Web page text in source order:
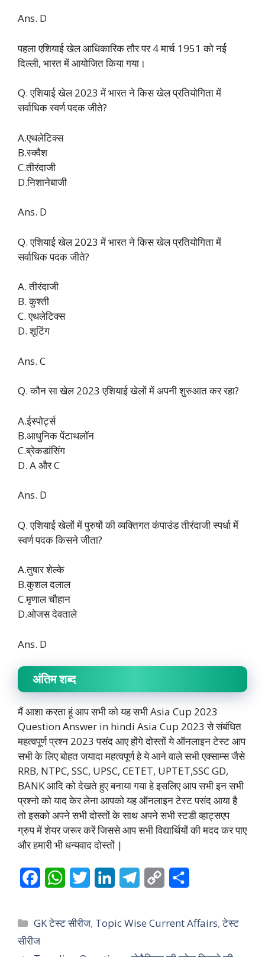
Ans. D
पहला एशियाई खेल आधिकारिक तौर पर 4 मार्च 1951 को नई
दिल्ली, भारत में आयोजित किया गया।
Q. एशियाई खेल 2023 में भारत ने किस खेल प्रतियोगिता में
सर्वाधिक स्वर्ण पदक जीते?
A.एथलेटिक्स
B.स्क्वैश
C.तीरंदाजी
D.निशानेबाजी
Ans. D
Q. एशियाई खेल 2023 में भारत ने किस खेल प्रतियोगिता में
सर्वाधिक पदक जीते?
A. तीरंदाजी
B. कुश्ती
C. एथलेटिक्स
D. शूटिंग
Ans. C
Q. कौन सा खेल 2023 एशियाई खेलों में अपनी शुरुआत कर रहा?
A.ईस्पोर्ट्स
B.आधुनिक पेंटाथलॉन
C.ब्रेकडांसिंग
D. A और C
Ans. D
Q. एशियाई खेलों में पुरुषों की व्यक्तिगत कंपाउंड तीरंदाजी स्पर्धा में
स्वर्ण पदक किसने जीता?
A.तुषार शेल्के
B.कुशल दलाल
C.मृणाल चौहान
D.ओजस देवताले
Ans. D
अंतिम शब्द
मैं आशा करता हूं आप सभी को यह सभी Asia Cup 2023
Question Answer in hindi Asia Cup 2023 से संबंधित
महत्वपूर्ण प्रश्न 2023 पसंद आए होंगे दोस्तों ये ऑनलाइन टेस्ट आप
सभी के लिए बोहत जयादा महत्वपूर्ण हे ये आने वाले सभी एक्साम्स जैसे
RRB, NTPC, SSC, UPSC, CETET, UPTET,SSC GD,
BANK आदि को देखते हुए बनाया गया हे इसलिए आप सभी इन सभी
प्रश्नो को याद केर लेना आपको यह ऑनलाइन टेस्ट पसंद आया है
तो इसको अपने सभी दोस्तों के साथ अपने सभी स्टडी व्हाट्सएप
ग्रुप में शेयर जरूर करें जिससे आप सभी विद्यार्थियों की मदद कर पाए
और हमारी भी धन्यवाद दोस्तों |
c
W
a
i
n
a
Categories
GK टेस्ट सीरीज, Topic Wise Current Affairs,टेस्ट
सीरीज